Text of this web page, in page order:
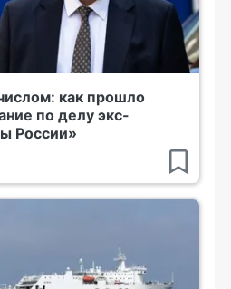
как прошло
по делу экс-
России»